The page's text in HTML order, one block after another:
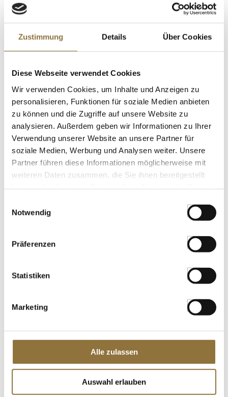
Zustimmung Details Über Cookies
Diese Webseite verwendet Cookies
Wir verwenden Cookies, um Inhalte und Anzeigen zu
personalisieren, Funktionen für soziale Medien anbieten
zu können und die Zugriffe auf unsere Website zu
analysieren. Außerdem geben wir Informationen zu Ihrer
Verwendung unserer Website an unsere Partner für
soziale Medien, Werbung und Analysen weiter. Unsere
Partner führen diese Informationen möglicherweise mit
weiteren Daten zusammen, die Sie ihnen bereitgestellt
Notwendig
Präferenzen
Statistiken
Marketing
Alle zulassen
Auswahl erlauben
LEBENSMITTELKENNZEICHNUNGEN
St.
LEBENSMITTELKENNZEICHNUNGEN
Entenflügel Confit, 16 Flügel, Rougie, 1,6
kg, 16 St
Art.Nr.:51148
€ 26,95
St.